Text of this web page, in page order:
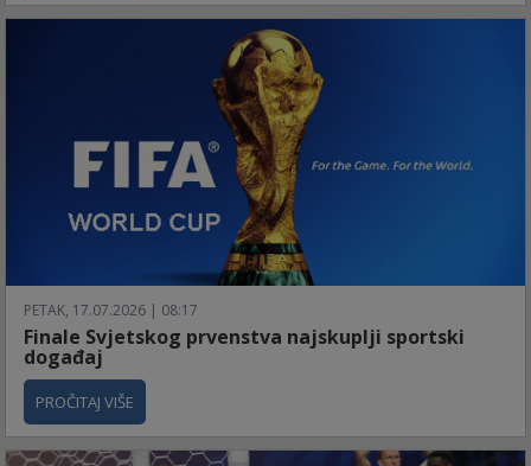
PETAK, 17.07.2026 | 08:17
Finale Svjetskog prvenstva najskuplji sportski
događaj
PROČITAJ VIŠE